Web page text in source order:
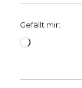
Gefällt mir:
Wird